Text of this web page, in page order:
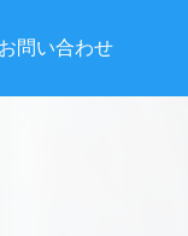
お問い合わせ